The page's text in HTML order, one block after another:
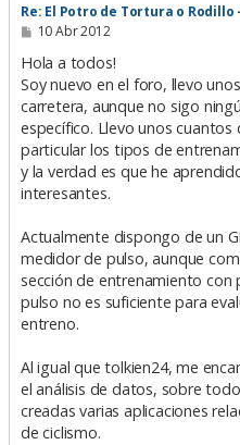
Re: El Potro de Tortura o
M
n
a
j
e
10 Abr 2012
Hola a todos!
Soy nuevo en el foro, llevo
carretera, aunque no sigo
específico. Llevo unos
particular los tipos de
y la verdad es que he
interesantes.
Actualmente dispongo de un
medidor de pulso, aunque
sección de entrenamiento con
pulso no es suficiente para
entreno.
Al igual que tolkien24, me
el análisis de datos, sobre
creadas varias aplicaciones
de ciclismo.